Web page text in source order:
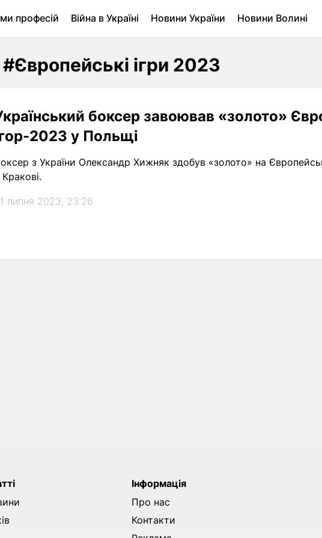
професій Війна в Україні Новини України
Новини Волині
#Європейські ігри 2023
боксер завоював «золото»
2023 у Польщі
з України Олександр Хижняк здобув «золото» на
липня 2023, 23:26
Інформація
Про нас
Контакти